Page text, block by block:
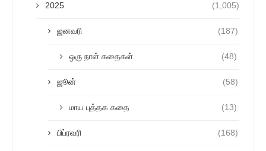
2025 (1,005)
ஜனவரி (187)
ஒரு நாள் கதைகள் (48)
ஜூன் (58)
மாய புத்தக கதை (13)
பிப்ரவரி (168)